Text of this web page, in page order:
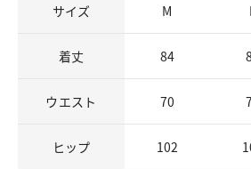
サイズ
M L
着丈 84
ウエスト 70
ヒップ 102